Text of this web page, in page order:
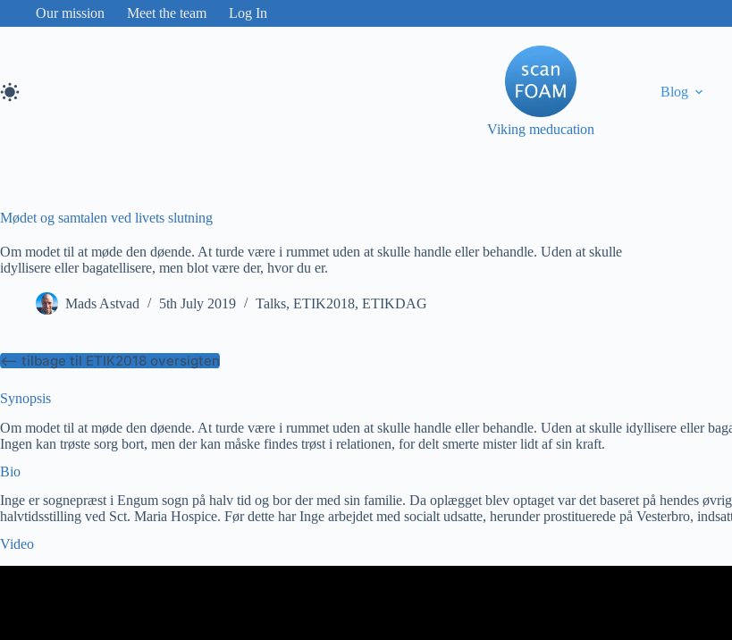
Our mission Meet the team Log In
Viking meducation
Blog
Mødet og samtalen ved livets slutning
Om modet til at møde den døende. At turde være i rummet uden at skulle handle eller behandle. Uden at skulle
idyllisere eller bagatellisere, men blot være der, hvor du er.
Mads Astvad 5th July 2019 Talks, ETIK2018, ETIKDAG
<– tilbage til ETIK2018 oversigten
Synopsis
Om modet til at møde den døende. At turde være i rummet uden at skulle handle eller behandle. Uden at skulle idyllisere eller
Ingen kan trøste sorg bort, men der kan måske findes trøst i relationen, for delt smerte mister lidt af sin kraft.
Bio
Inge er sognepræst i Engum sogn på halv tid og bor der med sin familie. Da oplægget blev optaget var det baseret på hendes
halvtidsstilling ved Sct. Maria Hospice. Før dette har Inge arbejdet med socialt udsatte, herunder prostituerede på Vesterbro,
Video